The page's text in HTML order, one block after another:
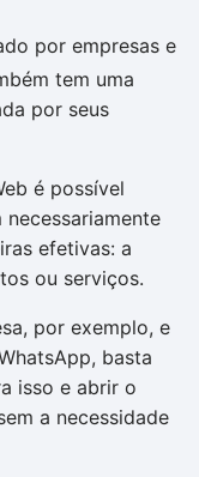
por empresas e
tem uma
por seus
é possível
efetivas: a
ou serviços.
por exemplo, e
basta
isso e abrir o
a necessidade